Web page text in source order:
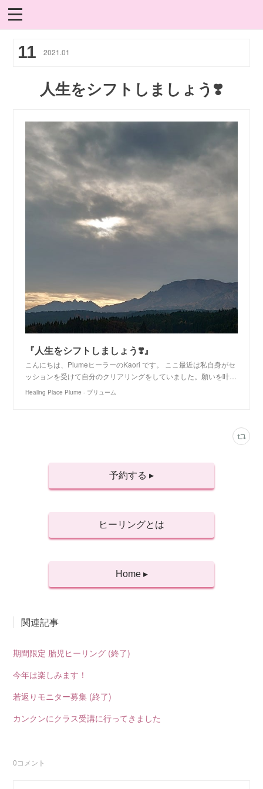
11 2021 .01
人生をシフトしましょう❣️
『人生をシフトしましょう❣️』
こんにちは、PlumeヒーラーのKaori です。 ここ最近は私自身がセ
ッションを受けて自分のクリアリングをしていました。願いを叶…
Healing Place Plume - プリューム
予約する ▸
ヒーリングとは
Home ▸
関連記事
期間限定 胎児ヒーリング (終了)
今年は楽しみます！
若返りモニター募集 (終了)
カンクンにクラス受講に行ってきました
0コメント